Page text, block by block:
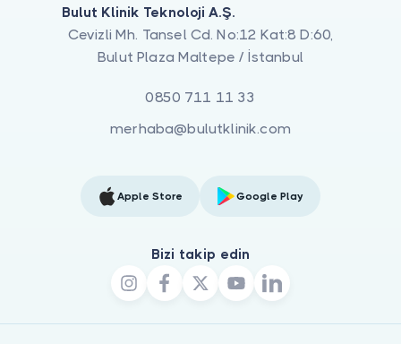
Bulut Klinik Teknoloji A.Ş.
Cevizli Mh. Tansel Cd. No:12 Kat:8 D:60,
Bulut Plaza Maltepe / İstanbul
0850 711 11 33
merhaba@bulutklinik.com
Apple Store Google Play
Bizi takip edin